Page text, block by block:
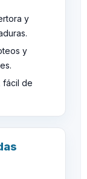
y
y
fácil de